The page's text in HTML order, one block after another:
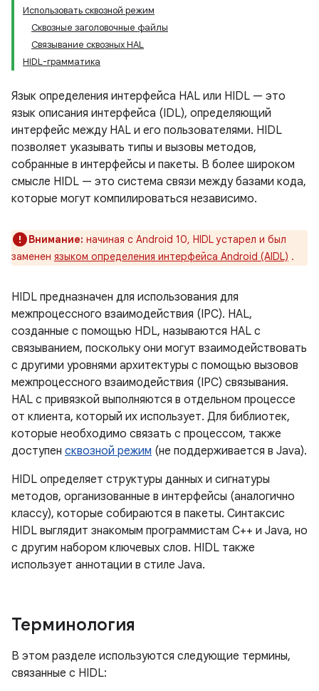
Использовать сквозной режим
Сквозные заголовочные файлы
Связывание сквозных HAL
HIDL-грамматика
Язык определения интерфейса HAL или HIDL — это
язык описания интерфейса (IDL), определяющий
интерфейс между HAL и его пользователями. HIDL
позволяет указывать типы и вызовы методов,
собранные в интерфейсы и пакеты. В более широком
смысле HIDL — это система связи между базами кода,
которые могут компилироваться независимо.
Внимание: начиная с Android 10, HIDL устарел и был
заменен языком определения интерфейса Android (AIDL) .
HIDL предназначен для использования для
межпроцессного взаимодействия (IPC). HAL,
созданные с помощью HDL, называются HAL с
связыванием, поскольку они могут взаимодействовать
с другими уровнями архитектуры с помощью вызовов
межпроцессного взаимодействия (IPC) связывания.
HAL с привязкой выполняются в отдельном процессе
от клиента, который их использует. Для библиотек,
которые необходимо связать с процессом, также
доступен сквозной режим (не поддерживается в Java).
HIDL определяет структуры данных и сигнатуры
методов, организованные в интерфейсы (аналогично
классу), которые собираются в пакеты. Синтаксис
HIDL выглядит знакомым программистам C++ и Java, но
с другим набором ключевых слов. HIDL также
использует аннотации в стиле Java.
Терминология
В этом разделе используются следующие термины,
связанные с HIDL: